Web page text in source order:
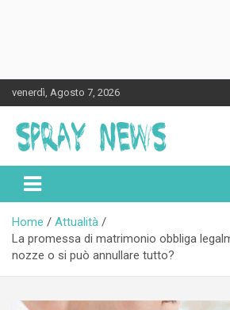
to
content
venerdì, Agosto 7, 2026
Spraynews.it
Home
Attualità
La promessa di matrimonio obbliga
nozze o si può annullare tutto?